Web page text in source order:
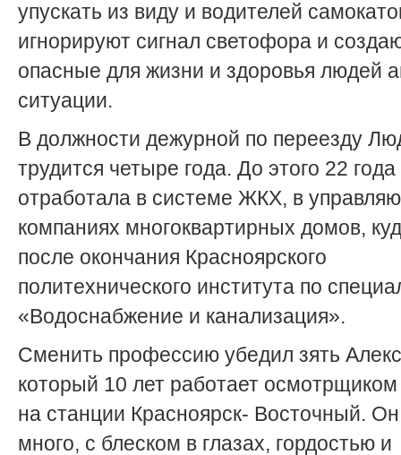
упускать из виду и водителей
игнорируют сигнал светофора и
опасные для жизни и здоровья людей
ситуации.
В должности дежурной по переезду
трудится четыре года. До этого 22 года
отработала в системе ЖКХ, в
компаниях многоквартирных домов,
после окончания Красноярского
политехнического института по
«Водоснабжение и канализация».
Сменить профессию убедил зять
который 10 лет работает осмотрщиком
на станции Красноярск- Восточный. Он
много, с блеском в глазах, гордостью и